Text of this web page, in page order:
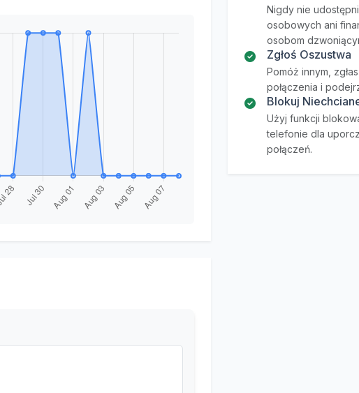
Nigdy nie
osobowych ani
osobom
Zgłoś Oszustwa
Pomóż innym,
połączenia i
Blokuj
Użyj funkcji
telefonie dla
połączeń.